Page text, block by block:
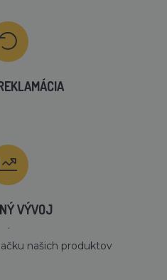
VÝVOJ
´
našich produktov